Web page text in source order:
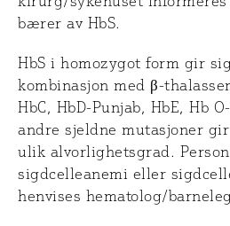
bærer av HbS.
HbS i homozygot form gir
kombinasjon med β-
HbC, HbD-Punjab, HbE, Hb
andre sjeldne mutasjoner
ulik alvorlighetsgrad.
sigdcelleanemi eller
henvises hematolog/